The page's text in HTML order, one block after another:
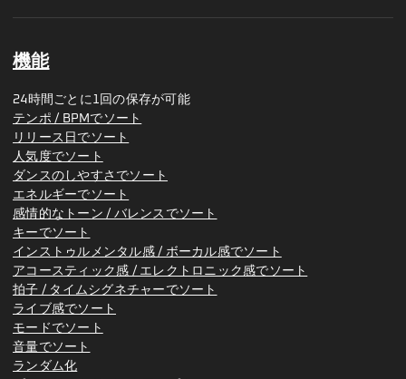
機能
24時間ごとに1回の保存が可能
テンポ / BPMでソート
リリース日でソート
人気度でソート
ダンスのしやすさでソート
エネルギーでソート
感情的なトーン / バレンスでソート
キーでソート
インストゥルメンタル感 / ボーカル感でソート
アコースティック感 / エレクトロニック感でソート
拍子 / タイムシグネチャーでソート
ライブ感でソート
モードでソート
音量でソート
ランダム化